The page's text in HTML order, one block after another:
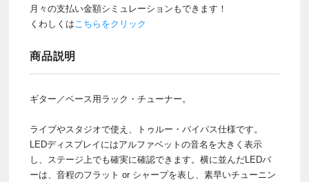
月々の支払い金額シミュレーションもできます！
くわしくは こちらをクリック
商品説明
ギター／ベース用ラック・チューナー。
ライブやスタジオで使え、トゥルー・バイパス仕様です。
LEDディスプレイにはアルファベットの音名を大きく表示
し、ステージ上でも確実に確認できます。横に並んだLEDバ
ーは、音程のフラット or シャープを表し、素早いチューニン